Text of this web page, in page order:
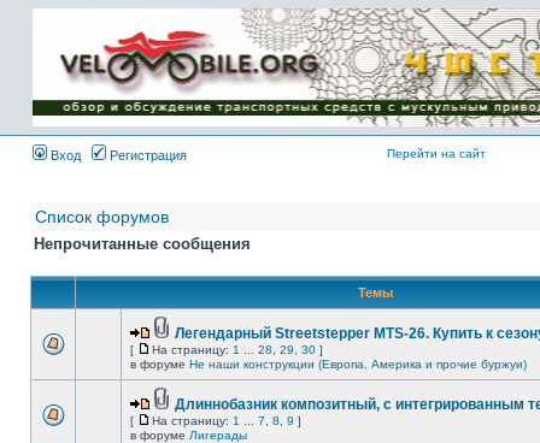
Имя пользователя:
Пароль:
{ LOG_ME_IN_SHORT
}
Вход
Регистрация Перейти на сайт
Список форумов
Непрочитанные сообщения
Темы
Легендарный Streetstepper MTS-26. Купить к
[ На страницу: 1 28 29 30 ]
в форуме Не наши конструкции (Европа, Америка и прочие буржуи)
Длиннобазник композитный, с интегрированным
[ На страницу: 1 7 8 9 ]
в форуме Лигерады